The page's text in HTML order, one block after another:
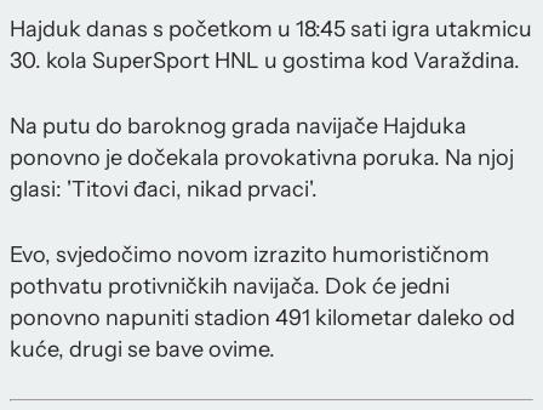
Hajduk danas s početkom u 18:45 sati igra utakmicu
30. kola SuperSport HNL u gostima kod Varaždina.
Na putu do baroknog grada navijače Hajduka
ponovno je dočekala provokativna poruka. Na njoj
glasi: 'Titovi đaci, nikad prvaci'.
Evo, svjedočimo novom izrazito humorističnom
pothvatu protivničkih navijača. Dok će jedni
ponovno napuniti stadion 491 kilometar daleko od
kuće, drugi se bave ovime.